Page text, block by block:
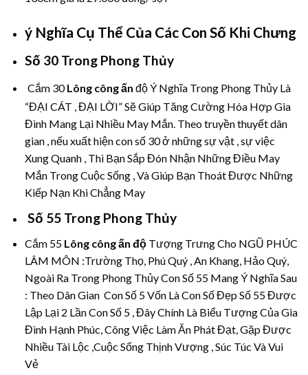
ý Nghĩa Cụ Thể Của Các Con Số Khi Chưng
Số 30 Trong Phong Thủy
Cắm 30Lông công ấn độ Ý Nghĩa Trong Phong Thủy Là
“ĐẠI CÁT , ĐẠI LỜI” Sẽ Giúp Tăng Cường Hóa Hợp Gia
Đình Mang Lại Nhiều May Mắn. Theo truyền thuyết dân
gian , nếu xuất hiện con số 30 ở những sự vật , sự việc
Xung Quanh , Thì Bạn Sắp Đón Nhận Những Điều May
Mắn Trong Cuộc Sống , Và Giúp Bạn Thoát Được Những
Kiếp Nạn Khi Chẳng May
Số 55 Trong Phong Thủy
Cắm 55Lông công ấn độTượng Trưng Cho NGŨ PHÚC
LÂM MÔN :Trường Thọ, Phú Quý , An Khang, Hảo Quý,
Ngoài Ra Trong Phong Thủy Con Số 55 Mang Ý Nghĩa Sau
: Theo Dân Gian Con Số 5 Vốn Là Con Số Đẹp Số 55 Được
Lập Lại 2 Lần Con Số 5 , Đây Chính Là Biểu Tượng Của Gia
Đình Hạnh Phúc, Công Việc Làm Ăn Phát Đạt, Gặp Được
Nhiều Tài Lộc ,Cuộc Sống Thịnh Vượng , Súc Túc Và Vui
Vẻ